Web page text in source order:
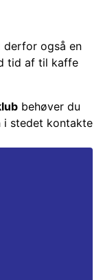
derfor også en
tid af til kaffe
behøver du
i stedet kontakte